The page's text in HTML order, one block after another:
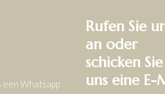
een Whatsapp
Rufen Sie
an oder
schicken Sie
uns eine E-